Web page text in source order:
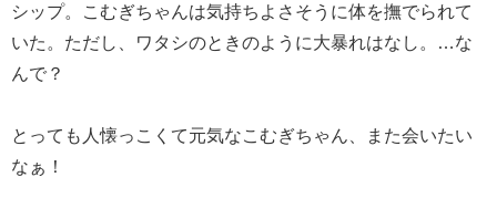
シップ。こむぎちゃんは気持ちよさそうに体を撫でられて
いた。ただし、ワタシのときのように大暴れはなし。…な
んで？
とっても人懐っこくて元気なこむぎちゃん、また会いたい
なぁ！